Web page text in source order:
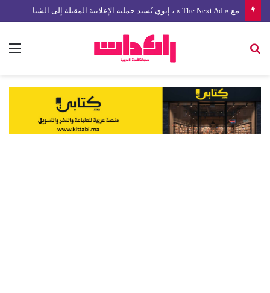
مع « The Next Ad » ، إنوي يُسند حملته الإعلانية المقبلة إلى الشباب المغربي